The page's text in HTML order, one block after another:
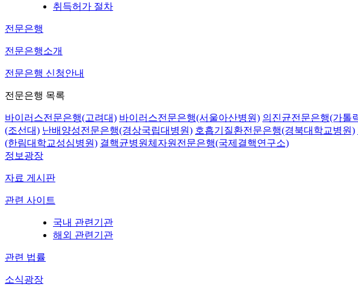
취득허가 절차
전문은행
전문은행소개
전문은행 신청안내
전문은행 목록
바이러스전문은행(고려대) 바이러스전문은행(서울아산병원) 의진균전문은행(가톨
(조선대) 난배양성전문은행(경상국립대병원) 호흡기질환전문은행(경북대학교병원)
(한림대학교성심병원) 결핵균병원체자원전문은행(국제결핵연구소)
정보광장
자료 게시판
관련 사이트
국내 관련기관
해외 관련기관
관련 법률
소식광장